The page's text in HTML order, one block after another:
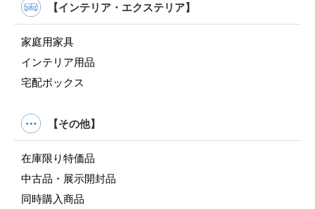
【インテリア・エクステリア】
家庭用家具
インテリア用品
宅配ボックス
【その他】
在庫限り特価品
中古品・展示開封品
同時購入商品